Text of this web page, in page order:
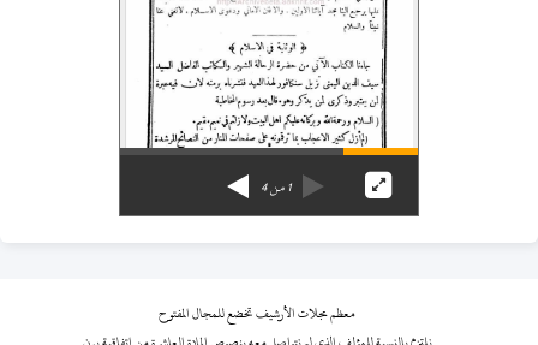
1من4
معظم مجلات الأرشيف تخضع للمجال المفتوح